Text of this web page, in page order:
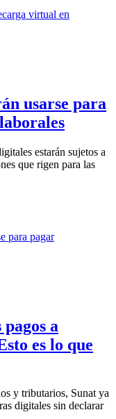
usarse para
estarán sujetos a
que rigen para las
a
es lo que
y tributarios, Sunat ya
digitales sin declarar